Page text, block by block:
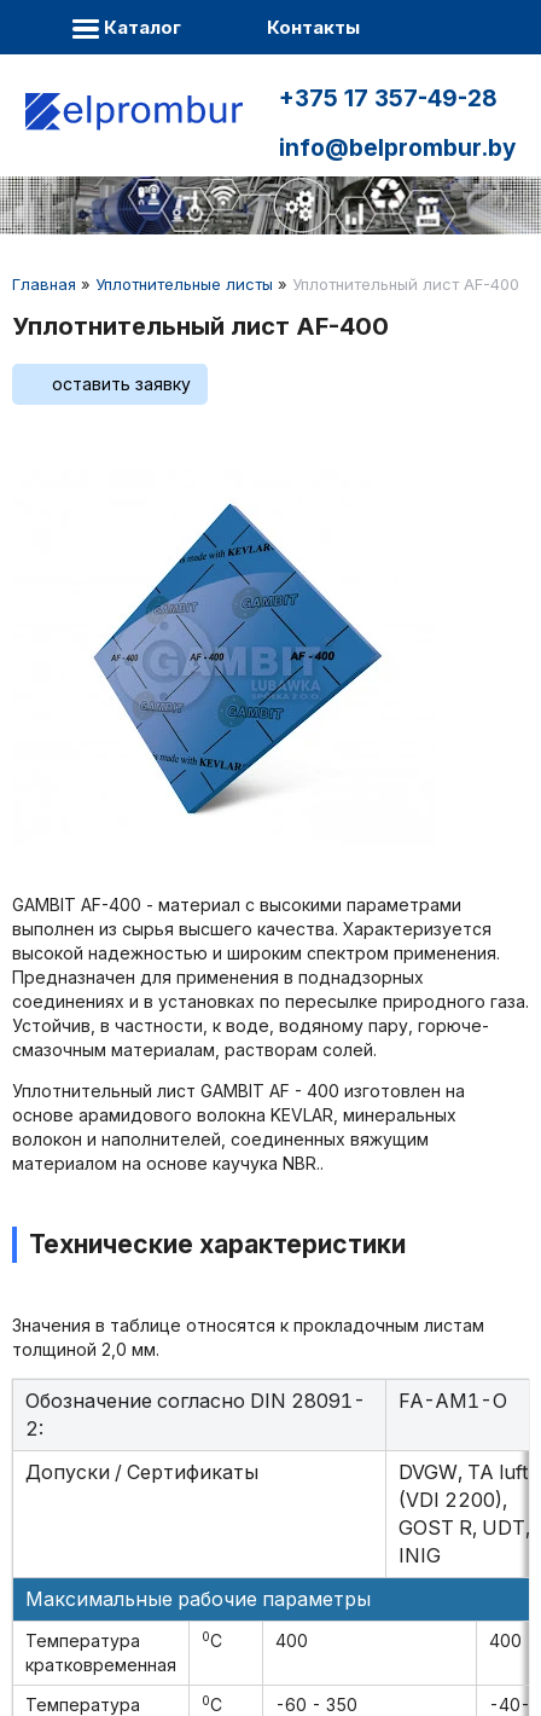
Каталог Контакты
+375 17 357-49-28
info@belprombur.by
Главная » Уплотнительные листы » Уплотнительный лист AF-400
Уплотнительный лист AF-400
оставить заявку
GAMBIT AF-400 - материал с высокими параметрами
выполнен из сырья высшего качества. Характеризуется
высокой надежностью и широким спектром применения.
Предназначен для применения в поднадзорных
соединениях и в установках по пересылке природного газа.
Устойчив, в частности, к воде, водяному пару, горюче-
смазочным материалам, растворам солей.
Уплотнительный лист GAMBIT AF - 400 изготовлен на
основе арамидового волокна KEVLAR, минеральных
волокон и наполнителей, соединенных вяжущим
материалом на основе каучука NBR..
Технические характеристики
Значения в таблице относятся к прокладочным листам
толщиной 2,0 мм.
Обозначение согласно DIN 28091-
2:
FA-AM1-O
Допуски / Сертификаты
DVGW, TA luft
(VDI 2200),
GOST R, UDT,
INIG
Максимальные рабочие параметры
Температура
кратковременная
0C 400 400
Температура
0C -60 - 350
-40-